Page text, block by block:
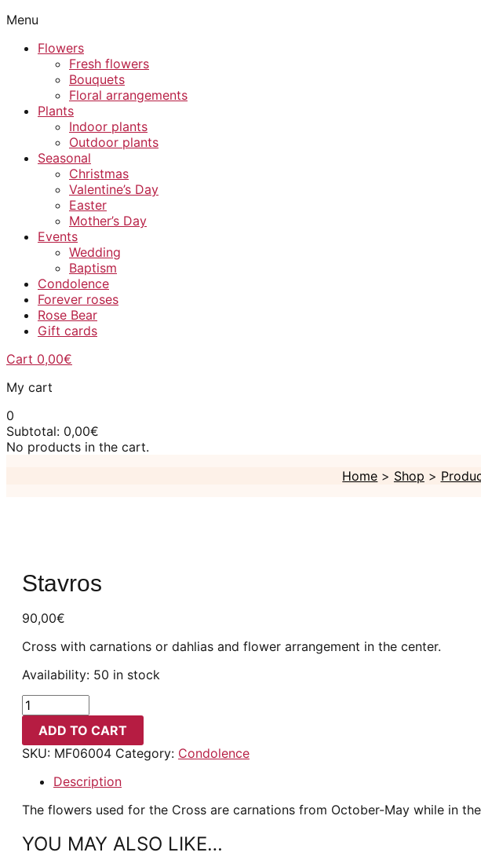
Menu
Flowers
Fresh flowers
Bouquets
Floral arrangements
Plants
Indoor plants
Outdoor plants
Seasonal
Christmas
Valentine’s Day
Easter
Mother’s Day
Events
Wedding
Baptism
Condolence
Forever roses
Rose Bear
Gift cards
Cart 0,00€
My cart
0
Subtotal: 0,00€
No products in the cart.
Home
Shop
Stavros
90,00€
Cross with carnations or dahlias and flower arrangement in the center.
Availability: 50 in stock
ADD TO CART
SKU: MF06004 Category: Condolence
Description
The flowers used for the Cross are carnations from October-May while in
YOU MAY ALSO LIKE…